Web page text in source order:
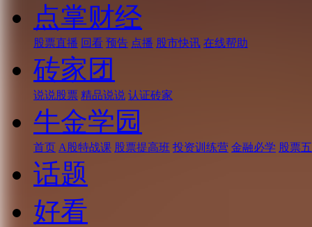
点掌财经
股票直播 回看 预告 点播 股市快讯 在线帮助
砖家团
说说股票 精品说说 认证砖家
牛金学园
首页 A股特战课 股票提高班 投资训练营 金融必学 股票
话题
好看